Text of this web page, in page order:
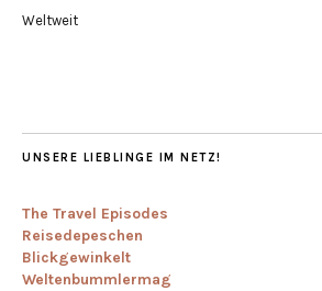
Weltweit
UNSERE LIEBLINGE IM NETZ!
The Travel Episodes
Reisedepeschen
Blickgewinkelt
Weltenbummlermag